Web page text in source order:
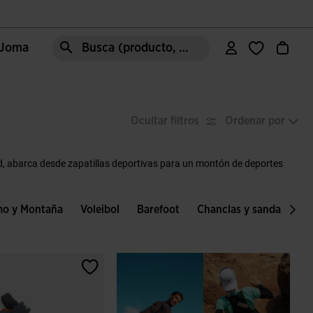
Busca (producto, estilo, área, ect.)
Ocultar filtros Ordenar por
abarca desde zapatillas deportivas para un montón de deportes
y Montaña Voleibol Barefoot Chanclas y sandalias